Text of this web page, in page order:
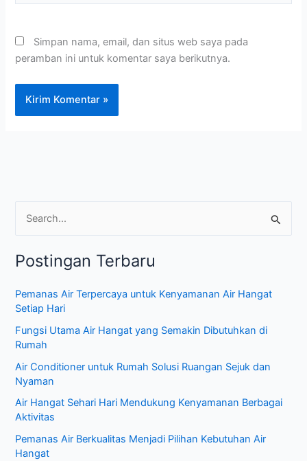
Simpan nama, email, dan situs web saya pada
peramban ini untuk komentar saya berikutnya.
r
u
t
u
k
:
Postingan Terbaru
Pemanas Air Terpercaya untuk Kenyamanan Air Hangat
Setiap Hari
Fungsi Utama Air Hangat yang Semakin Dibutuhkan di
Rumah
Air Conditioner untuk Rumah Solusi Ruangan Sejuk dan
Nyaman
Air Hangat Sehari Hari Mendukung Kenyamanan Berbagai
Aktivitas
Pemanas Air Berkualitas Menjadi Pilihan Kebutuhan Air
Hangat